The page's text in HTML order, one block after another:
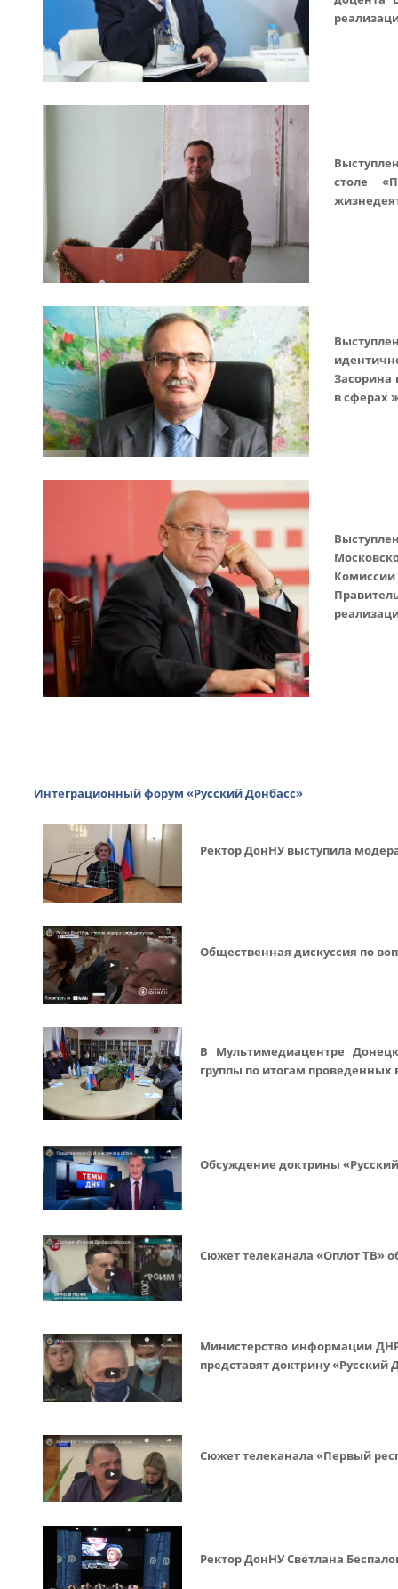
столе
Засорина
в сферах
Интеграционный форум «Русский Донбасс»
Ректор ДонНУ выступила
Общественная дискуссия по
В Мультимедиацентре
группы по итогам
Обсуждение доктрины
Сюжет телеканала «Оплот ТВ»
Министерство информации
представят доктрину «Русский
Сюжет телеканала «Первый
Ректор ДонНУ Светлана